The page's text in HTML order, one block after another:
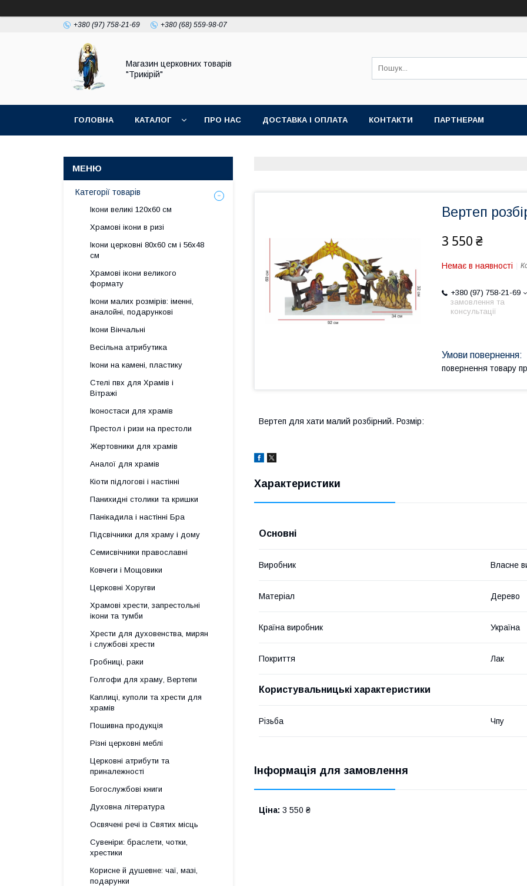
+380 (97) 758-21-69 +380 (68) 559-98-07
Магазин церковних товарів
"Трикірій"
ГОЛОВНА КАТАЛОГ ПРО НАС ДОСТАВКА І ОПЛАТА КОНТАКТИ ПАРТНЕРАМ
Вертеп
3 550 ₴
Немає в наявності
+380 (97) 758-21-69
замовлення та
консультації
повернення товару
Вертеп для хати малий розбірний. Розмір:
Характеристики
Основні
Виробник Власне
Матеріал Дерево
Країна виробник Україна
Покриття Лак
Користувальницькі характеристики
Різьба Чпу
Інформація для замовлення
Ціна: 3 550 ₴
Категорії товарів
Ікони великі 120х60 см
Храмові ікони в ризі
Ікони церковні 80х60 см і 56х48
см
Храмові ікони великого
формату
Ікони малих розмірів: іменні,
аналойні, подарункові
Ікони Вінчальні
Весільна атрибутика
Ікони на камені, пластику
Стелі пвх для Храмів і
Вітражі
Іконостаси для храмів
Престол і ризи на престоли
Жертовники для храмів
Аналої для храмів
Кіоти підлогові і настінні
Панихидні столики та кришки
Панікадила і настінні Бра
Підсвічники для храму і дому
Семисвічники православні
Ковчеги і Мощовики
Церковні Хоругви
Храмові хрести, запрестольні
ікони та тумби
Хрести для духовенства, мирян
і службові хрести
Гробниці, раки
Голгофи для храму, Вертепи
Каплиці, куполи та хрести для
храмів
Пошивна продукція
Різні церковні меблі
Церковні атрибути та
приналежності
Богослужбові книги
Духовна література
Освячені речі із Святих місць
Сувеніри: браслети, чотки,
хрестики
Корисне й душевне: чаї, мазі,
подарунки